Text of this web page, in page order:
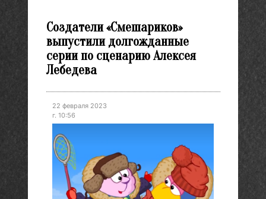
Создатели «Смешариков»
выпустили долгожданные
серии по сценарию Алексея
Лебедева
22 февраля 2023
г. 10:56